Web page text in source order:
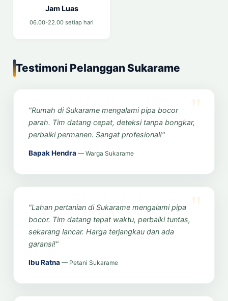
Jam Luas
06.00-22.00 setiap hari
Testimoni Pelanggan Sukarame
"Rumah di Sukarame mengalami pipa bocor
parah. Tim datang cepat, deteksi tanpa bongkar,
perbaiki permanen. Sangat profesional!"
Bapak Hendra — Warga Sukarame
"Lahan pertanian di Sukarame mengalami pipa
bocor. Tim datang tepat waktu, perbaiki tuntas,
sekarang lancar. Harga terjangkau dan ada
garansi!"
Ibu Ratna — Petani Sukarame